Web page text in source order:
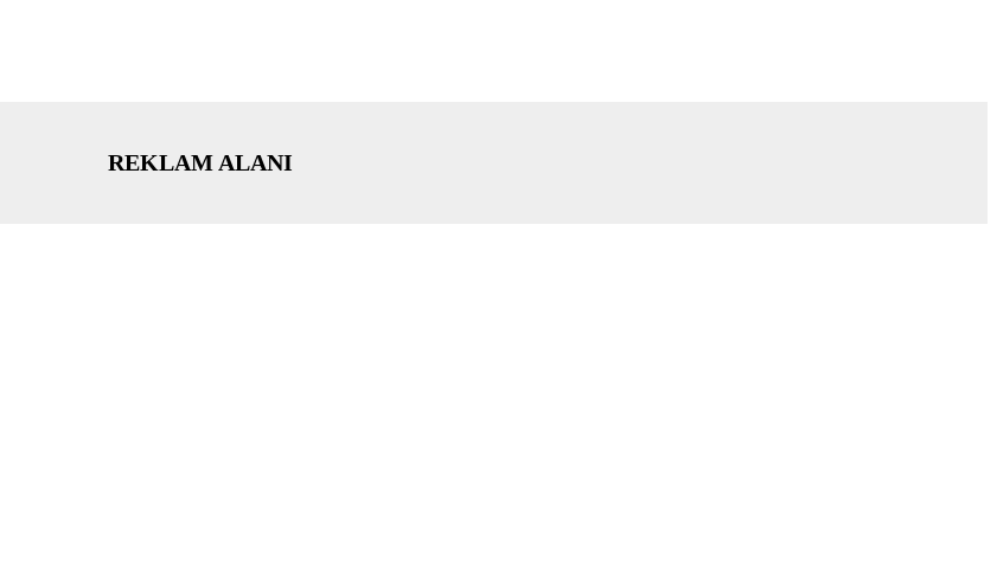
REKLAM ALANI